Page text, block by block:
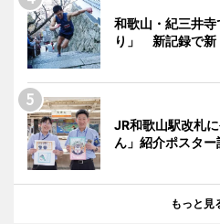
和歌山・紀三井
り」 新記録で新
JR和歌山駅改札
ん」紹介ポスター
もっと見